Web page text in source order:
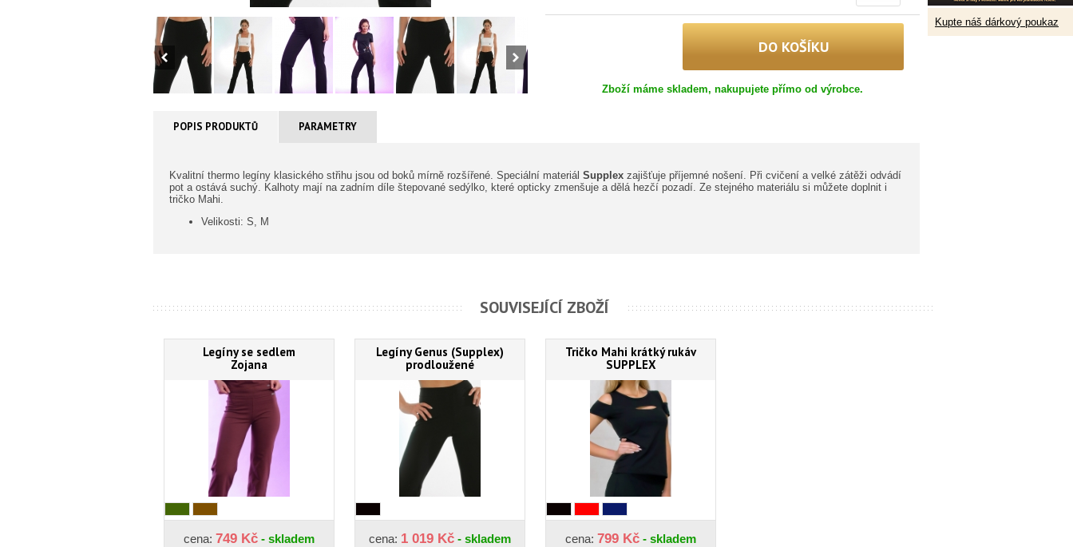
Kupte náš dárkový poukaz
Zboží máme skladem, nakupujete přímo od výrobce.
POPIS PRODUKTŮ PARAMETRY
Kvalitní thermo legíny klasického střihu jsou od boků mírně rozšířené. Speciální materiál Supplex zajišťuje příjemné nošení. Při cvičení a velké zátěži odvádí
pot a ostává suchý. Kalhoty mají na zadním díle štepované sedýlko, které opticky zmenšuje a dělá hezčí pozadí. Ze stejného materiálu si můžete doplnit i
tričko Mahi.
Velikosti: S, M
SOUVISEJÍCÍ ZBOŽÍ
Legíny se sedlem
Zojana
cena: 749 Kč - skladem
Legíny Genus (Supplex)
prodloužené
cena: 1 019 Kč - skladem
Tričko Mahi krátký rukáv
SUPPLEX
cena: 799 Kč - skladem